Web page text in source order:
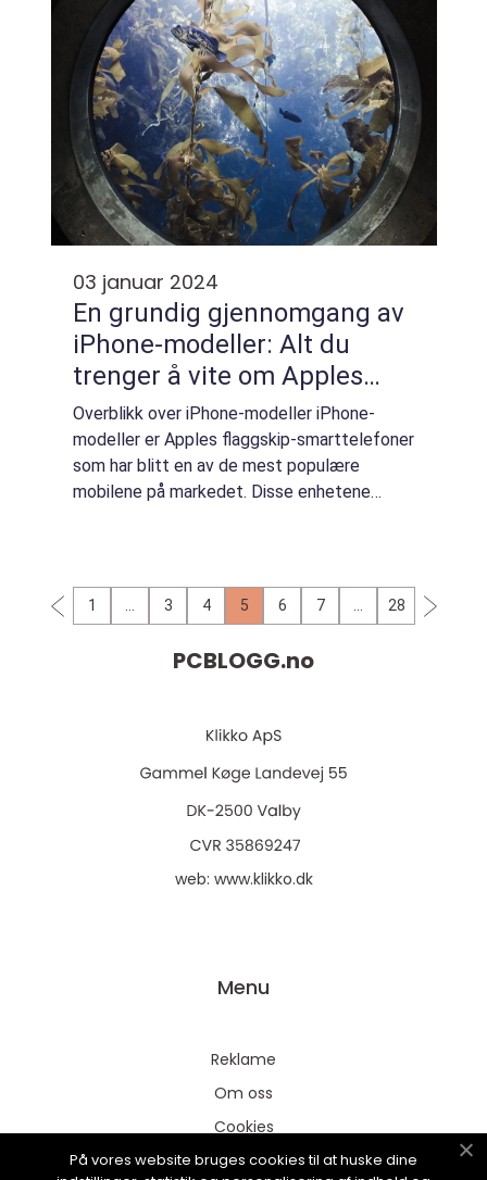
03 januar 2024
En grundig gjennomgang av
iPhone-modeller: Alt du
trenger å vite om Apples
populære smarttelefon
Overblikk over iPhone-modeller iPhone-
modeller er Apples flaggskip-smarttelefoner
som har blitt en av de mest populære
mobilene på markedet. Disse enhetene
1 3 4 5 6 7 28
PCBLOGG.no
web: www.klikko.dk
Menu
Reklame
Om oss
Cookies
Kontakt Oss
På vores website bruges cookies til at huske dine